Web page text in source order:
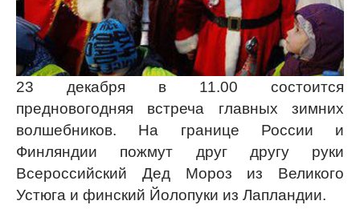
23 декабря в 11.00 состоится
предновогодняя встреча главных зимних
волшебников. На границе России и
Финляндии пожмут друг другу руки
Всероссийский Дед Мороз из Великого
Устюга и финский Йолопуки из Лапландии.